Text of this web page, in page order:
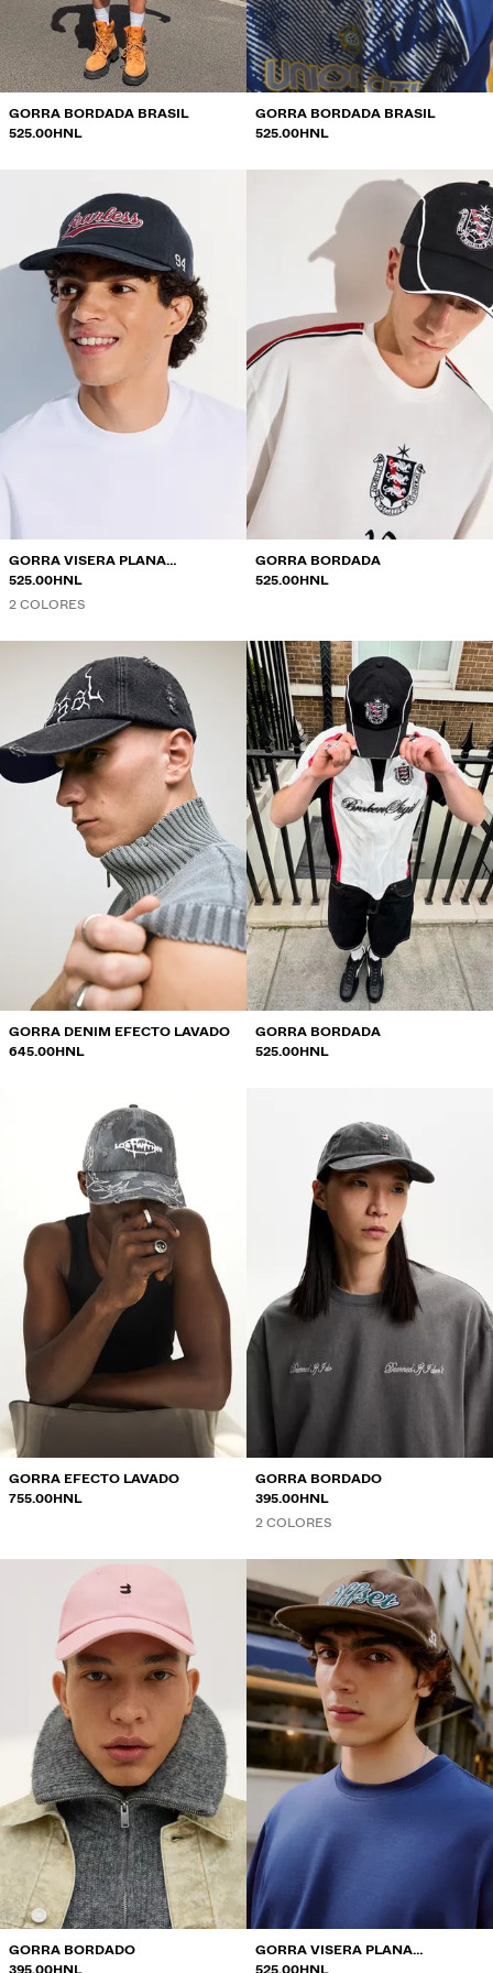
GORRA BORDADA BRASIL
525.00HNL
GORRA BORDADA BRASIL
525.00HNL
GORRA VISERA PLANA
BORDADA
525.00HNL
2 COLORES
GORRA BORDADA
525.00HNL
GORRA DENIM EFECTO LAVADO
645.00HNL
GORRA BORDADA
525.00HNL
GORRA EFECTO LAVADO
755.00HNL
GORRA BORDADO
395.00HNL
2 COLORES
GORRA BORDADO
GORRA VISERA PLANA
SUDADERAS
CAMISAS
JERSÉIS Y CÁRDIGANS
BAÑADORES
ZAPATOS
ACCESORIOS
MÁS VENDIDO
ESPECIALES